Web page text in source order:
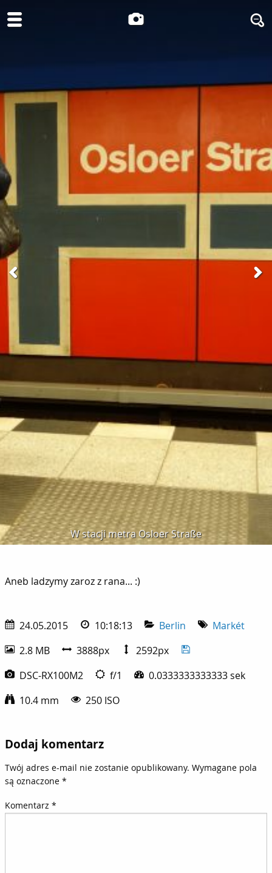
W stacji metra Osloer Straße
Aneb ladzymy zaroz z rana... :)
24.05.2015 10:18:13 Berlin
Markét
2.8 MB
3888px
2592px
DSC-RX100M2
f/1
0.0333333333333 sek
10.4 mm
250 ISO
Dodaj komentarz
Twój adres e-mail nie zostanie opublikowany. Wymagane pola
są oznaczone *
Komentarz *